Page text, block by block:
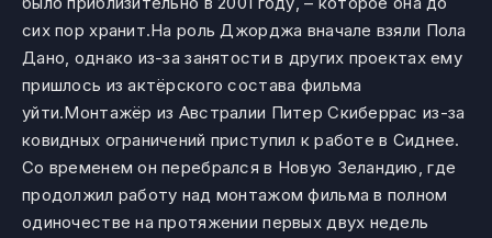
сих пор хранит.На роль Джорджа вначале взяли Пола
Дано, однако из-за занятости в других проектах ему
пришлось из актёрского состава фильма
уйти.Монтажёр из Австралии Питер Скиберрас из-за
ковидных ограничений приступил к работе в Сиднее.
Со временем он перебрался в Новую Зеландию, где
продолжил работу над монтажом фильма в полном
одиночестве на протяжении первых двух недель